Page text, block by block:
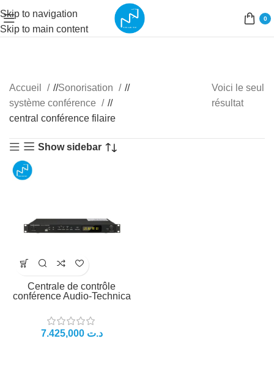
Skip to navigation
Skip to main content
0
Accueil / Sonorisation
/
système conférence
/
central conférence filaire
Voici le seul
résultat
Show sidebar
Centrale de contrôle
conférence Audio-Technica
د.ت 7.425,000